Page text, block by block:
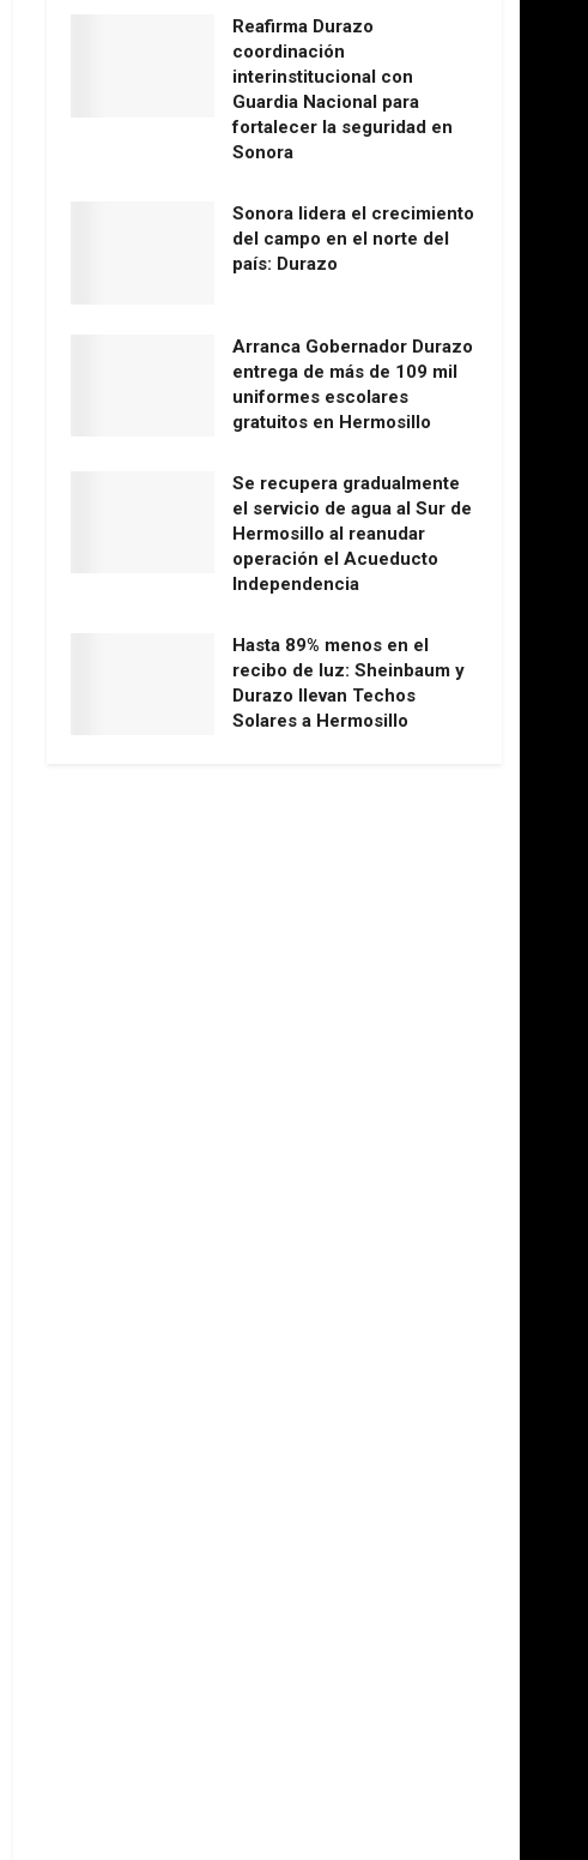
Reafirma Durazo
coordinación
interinstitucional con
Guardia Nacional para
fortalecer la seguridad en
Sonora
Sonora lidera el crecimiento
del campo en el norte del
país: Durazo
Arranca Gobernador Durazo
entrega de más de 109 mil
uniformes escolares
gratuitos en Hermosillo
Se recupera gradualmente
el servicio de agua al Sur de
Hermosillo al reanudar
operación el Acueducto
Independencia
Hasta 89% menos en el
recibo de luz: Sheinbaum y
Durazo llevan Techos
Solares a Hermosillo